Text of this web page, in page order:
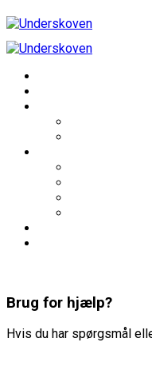
Brug for hjælp?
Hvis du har spørgsmål